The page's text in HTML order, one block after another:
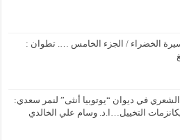
الخضراء / الجزء الخامس …. تطوان :
الشعري في ديوان “يوتوبيا أنثى” لنمر سعدي:
التخييل…ا.د. وسام علي الخالدي